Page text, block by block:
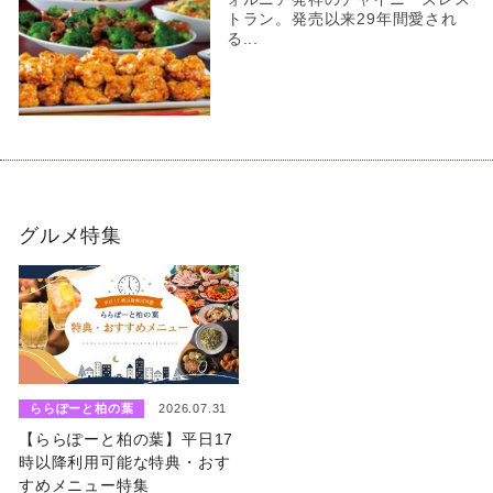
トラン。発売以来29年間愛され
る...
グルメ特集
ららぽーと柏の葉 2026.07.31
【ららぽーと柏の葉】平日17
時以降利用可能な特典・おす
すめメニュー特集